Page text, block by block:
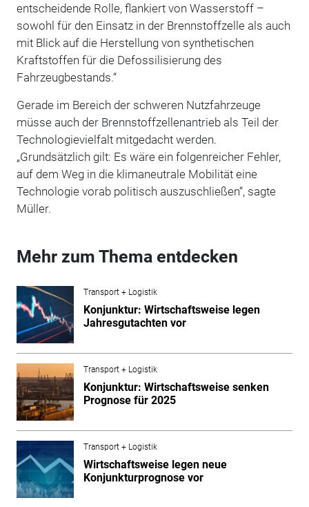
entscheidende Rolle, flankiert von Wasserstoff –
sowohl für den Einsatz in der Brennstoffzelle als auch
mit Blick auf die Herstellung von synthetischen
Kraftstoffen für die Defossilisierung des
Fahrzeugbestands.“
Gerade im Bereich der schweren Nutzfahrzeuge
müsse auch der Brennstoffzellenantrieb als Teil der
Technologievielfalt mitgedacht werden.
„Grundsätzlich gilt: Es wäre ein folgenreicher Fehler,
auf dem Weg in die klimaneutrale Mobilität eine
Technologie vorab politisch auszuschließen“, sagte
Müller.
Mehr zum Thema entdecken
Transport + Logistik
Konjunktur: Wirtschaftsweise legen
Jahresgutachten vor
Transport + Logistik
Konjunktur: Wirtschaftsweise senken
Prognose für 2025
Transport + Logistik
Wirtschaftsweise legen neue
Konjunkturprognose vor